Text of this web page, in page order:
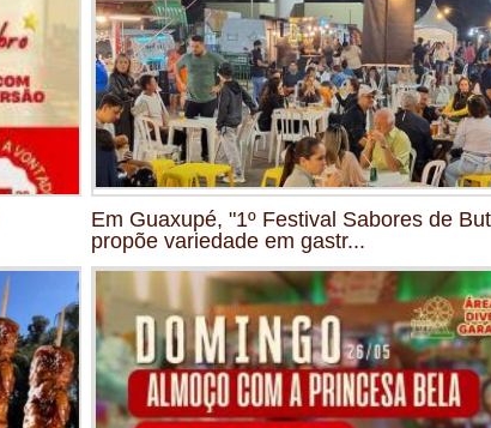
Em Guaxupé, "1º Festival Sabores de
propõe variedade em gastr...